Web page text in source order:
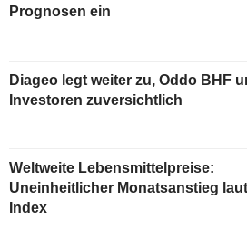
Prognosen ein
Diageo legt weiter zu, Oddo BHF
Investoren zuversichtlich
Weltweite Lebensmittelpreise:
Uneinheitlicher Monatsanstieg
Index